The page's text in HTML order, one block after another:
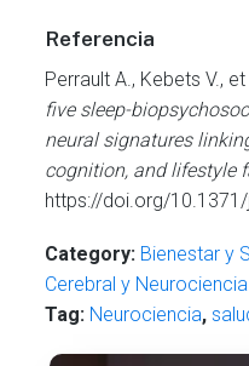
Referencia
Perrault A., Kebets V., et
five sleep-
neural signatures
cognition, and lifestyle
https://doi.org/
Category: Bienestar y
Cerebral y Neurociencia
Tag: Neurociencia,